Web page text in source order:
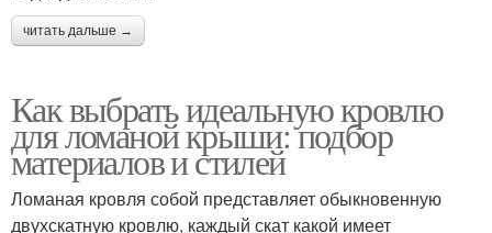
читать дальше →
Как выбрать идеальную кровлю
для ломаной крыши: подбор
материалов и стилей
Ломаная кровля собой представляет обыкновенную
двухскатную кровлю, каждый скат какой имеет